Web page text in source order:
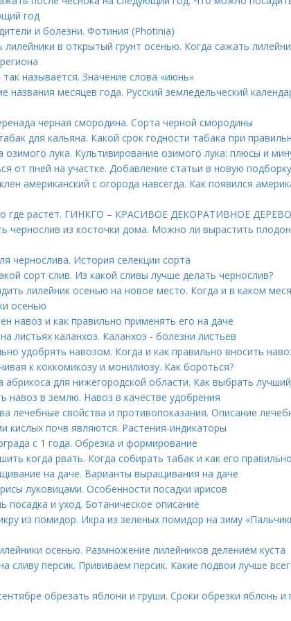
год
и болезни. Фотиния (Photinia)
лилейники в открытый грунт осенью. Когда сажать
называется. Значение слова «июнь»
названия месяцев года. Русский земледельческий
черная смородина. Сорта черной смородины
для кальяна. Какой срок годности табака при
озимого лука. Культивирование озимого лука: плюсы и
от пней на участке. Добавление статьи в новую подборку
американский с огорода навсегда. Как появился
где растет. ГИНКГО – КРАСИВОЕ ДЕКОРАТИВНОЕ ДЕРЕВО
чернослив из косточки дома. Можно ли вырастить
чернослива. История селекции сорта
сорт слив. Из какой сливы лучше делать чернослив?
лилейник осенью на новое место. Когда и в каком
осенью
навоз и как правильно применять его на даче
листьях каланхоэ. Каланхоэ - болезни листьев
удобрять навозом. Когда и как правильно вносить
к коккомикозу и монилиозу. Как бороться?
абрикоса для нижегородской области. Как выбрать
навоз в землю. Навоз в качестве удобрения
лечебные свойства и противопоказания. Описание
кислых почв являются. Растения-индикаторы
с 1 года. Обрезка и формирование
когда рвать. Когда собирать табак и как его
на даче. Варианты выращивания на даче
луковицами. Особенности посадки ирисов
посадка и уход. Ботаническое описание
из помидор. Икра из зеленых помидор на зиму
осенью. Размножение лилейников делением куста
сливу персик. Прививаем персик. Какие подвои лучше
обрезать яблони и груши. Сроки обрезки яблонь и